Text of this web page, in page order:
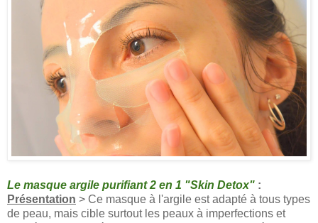
Le masque argile purifiant 2 en 1 "Skin Detox" :
Présentation > Ce masque à l'argile est adapté à tous types
de peau, mais cible surtout les peaux à imperfections et